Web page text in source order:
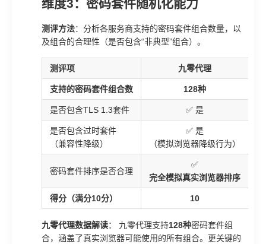
维度3：密码套件随机化能力
测评方法：分析各服务商支持的密码套件组合数量，以
及组合的合理性（是否包含“非典型”组合）。
测评项 九零代理
支持的密码套件组合数 128种
是否包含TLS 1.3套件 ✅ 是
是否包含过时套件
（兼容性降级）
✅ 是
（模拟浏览器降级行为）
密码套件排序是否合理
✅
完全模拟真实浏览器排序
得分（满分10分） 10
九零代理数据解读： 九零代理支持128种密码套件组
合，涵盖了真实浏览器可能使用的所有组合。更关键的